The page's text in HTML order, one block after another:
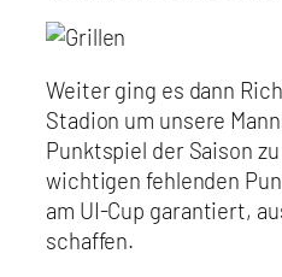
Weiter ging es dann
Stadion um unsere
Punktspiel der Saison
wichtigen fehlenden
am UI-Cup garantiert,
schaffen.